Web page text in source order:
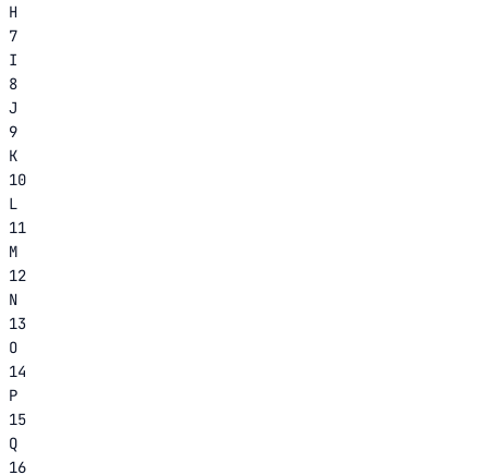
H
7
I
8
J
9
K
10
L
11
M
12
N
13
O
14
P
15
Q
16